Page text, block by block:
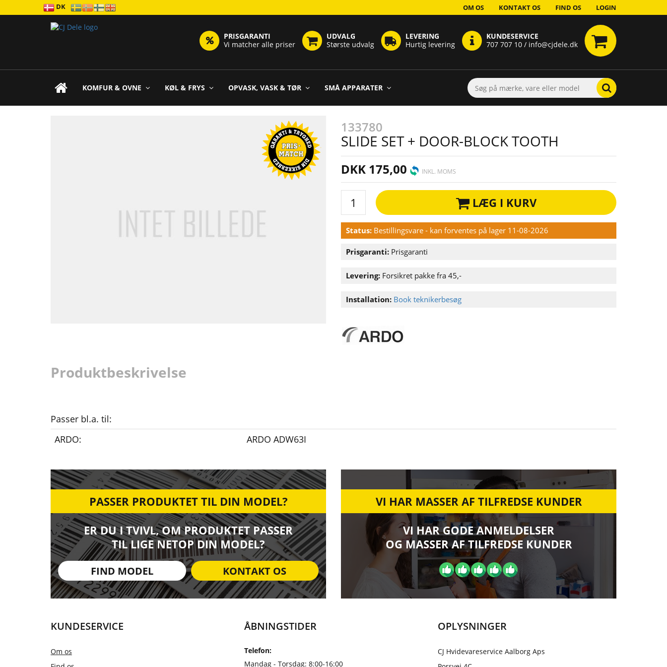
DK OM OS KONTAKT OS FIND OS LOGIN
PRISGARANTI
Vi matcher alle priser
UDVALG
Største udvalg
LEVERING
Hurtig levering
KUNDESERVICE
707 707 10 / info@cjdele.dk
KOMFUR & OVNE KØL & FRYS OPVASK, VASK & TØR SMÅ APPARATER
133780
SLIDE SET + DOOR-BLOCK TOOTH
DKK 175,00 INKL. MOMS
LÆG I KURV
Status: Bestillingsvare - kan forventes på lager 11-08-2026
Prisgaranti: Prisgaranti
Levering: Forsikret pakke fra 45,-
Installation: Book teknikerbesøg
Produktbeskrivelse
Passer bl.a. til:
ARDO:
ARDO ADW63I
PASSER PRODUKTET TIL DIN MODEL?
ER DU I TVIVL, OM PRODUKTET PASSER
TIL LIGE NETOP DIN MODEL?
FIND MODEL KONTAKT OS
VI HAR MASSER AF TILFREDSE KUNDER
VI HAR GODE ANMELDELSER
OG MASSER AF TILFREDSE KUNDER
KUNDESERVICE
Om os
ÅBNINGSTIDER
Telefon:
Mandag - Torsdag: 8:00-16:00
OPLYSNINGER
CJ Hvidevareservice Aalborg Aps